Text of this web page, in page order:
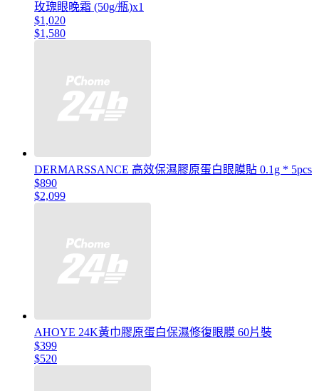
玫瑰眼晚霜 (50g/瓶)x1
$1,020
$1,580
DERMARSSANCE 高效保濕膠原蛋白眼膜貼 0.1g * 5pcs
$890
$2,099
AHOYE 24K黃巾膠原蛋白保濕修復眼膜 60片裝
$399
$520